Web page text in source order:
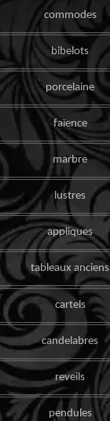
commodes
bibelots
porcelaine
faïence
marbre
lustres
appliques
tableaux anciens
cartels
candelabres
reveils
pendules